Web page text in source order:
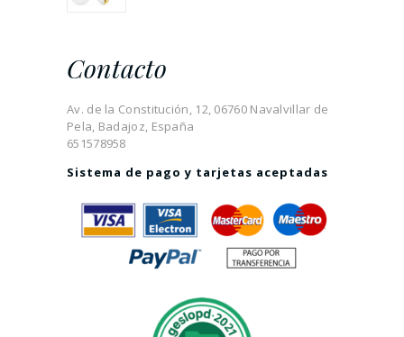
Contacto
Av. de la Constitución, 12, 06760 Navalvillar de
Pela, Badajoz, España
651578958
Sistema de pago y tarjetas aceptadas